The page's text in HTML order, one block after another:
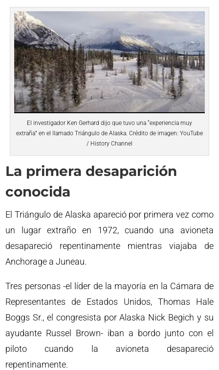
El investigador Ken Gerhard dijo que tuvo una “experiencia muy
extraña” en el llamado Triángulo de Alaska. Crédito de imagen: YouTube
/ History Channel
La primera desaparición
conocida
El Triángulo de Alaska apareció por primera vez como
un lugar extraño en 1972, cuando una avioneta
desapareció repentinamente mientras viajaba de
Anchorage a Juneau.
Tres personas -el líder de la mayoría en la Cámara de
Representantes de Estados Unidos, Thomas Hale
Boggs Sr., el congresista por Alaska Nick Begich y su
ayudante Russel Brown- iban a bordo junto con el
piloto cuando la avioneta desapareció
repentinamente.